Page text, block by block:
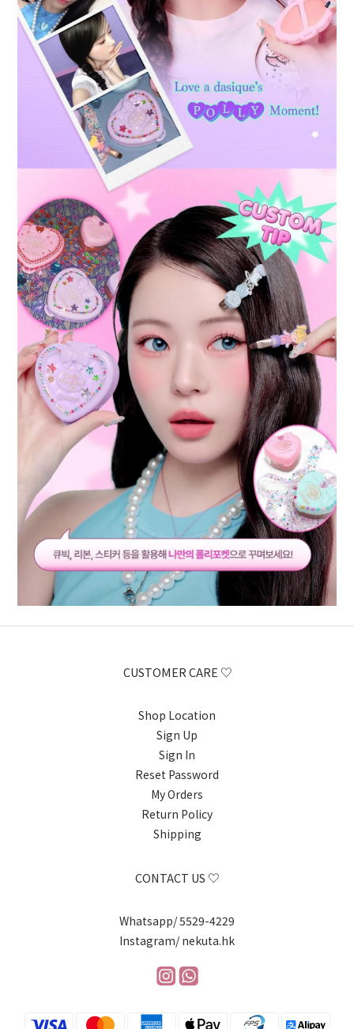
CUSTOMER CARE ♡
Shop Location
Sign Up
Sign In
Reset Password
My Orders
Return Policy
Shipping
CONTACT US ♡
Whatsapp/ 5529-4229
Instagram/ nekuta.hk